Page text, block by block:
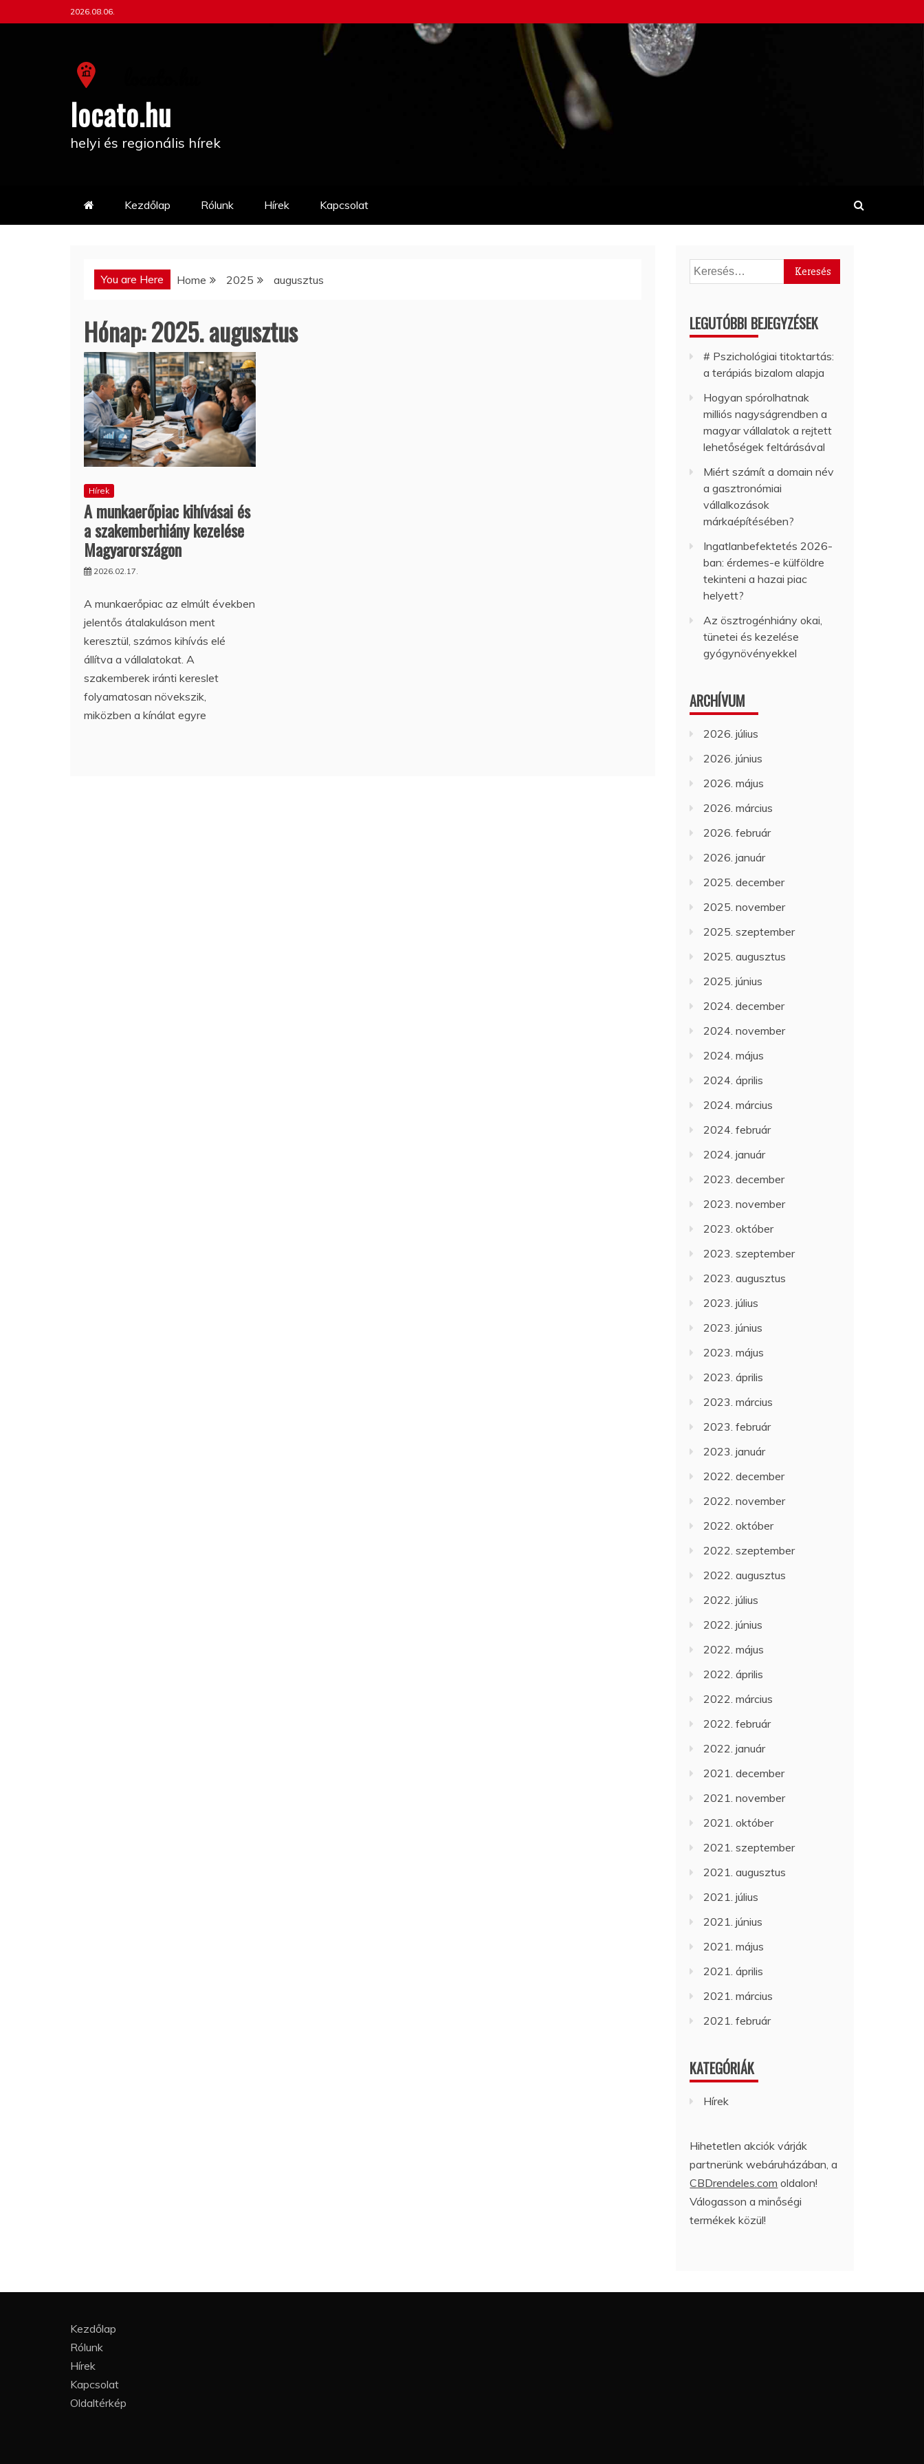
to
2026.08.06.
locato.hu
helyi és regionális hírek
Kezdőlap Rólunk Hírek Kapcsolat
You are Here Home 2025 augusztus
Hónap:2025. augusztus
Hírek
A munkaerőpiac kihívásai és
a szakemberhiány kezelése
Magyarországon
2026.02.17.
A munkaerőpiac az elmúlt években
jelentős átalakuláson ment
keresztül, számos kihívás elé
állítva a vállalatokat. A
szakemberek iránti kereslet
folyamatosan növekszik,
miközben a kínálat egyre
Keresés:
LEGUTÓBBI BEJEGYZÉSEK
# Pszichológiai titoktartás:
a terápiás bizalom alapja
Hogyan spórolhatnak
milliós nagyságrendben a
magyar vállalatok a rejtett
lehetőségek feltárásával
Miért számít a domain név
a gasztronómiai
vállalkozások
márkaépítésében?
Ingatlanbefektetés 2026-
ban: érdemes-e külföldre
tekinteni a hazai piac
helyett?
Az ösztrogénhiány okai,
tünetei és kezelése
gyógynövényekkel
ARCHÍVUM
2026. július
2026. június
2026. május
2026. március
2026. február
2026. január
2025. december
2025. november
2025. szeptember
2025. augusztus
2025. június
2024. december
2024. november
2024. május
2024. április
2024. március
2024. február
2024. január
2023. december
2023. november
2023. október
2023. szeptember
2023. augusztus
2023. július
2023. június
2023. május
2023. április
2023. március
2023. február
2023. január
2022. december
2022. november
2022. október
2022. szeptember
2022. augusztus
2022. július
2022. június
2022. május
2022. április
2022. március
2022. február
2022. január
2021. december
2021. november
2021. október
2021. szeptember
2021. augusztus
2021. július
2021. június
2021. május
2021. április
2021. március
2021. február
KATEGÓRIÁK
Hírek
Hihetetlen akciók várják
partnerünk webáruházában, a
CBDrendeles.com oldalon!
Válogasson a minőségi
termékek közül!
Kezdőlap
Rólunk
Hírek
Kapcsolat
Oldaltérkép